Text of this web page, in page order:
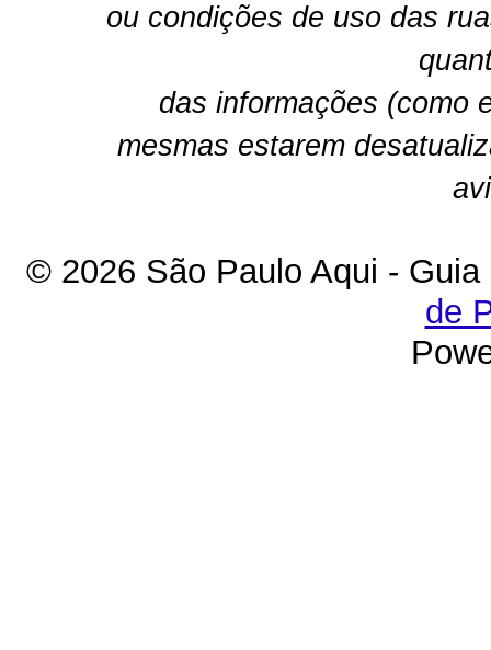
ou condições de uso das
das informações (como
mesmas estarem
© 2026 São Paulo Aqui -
de